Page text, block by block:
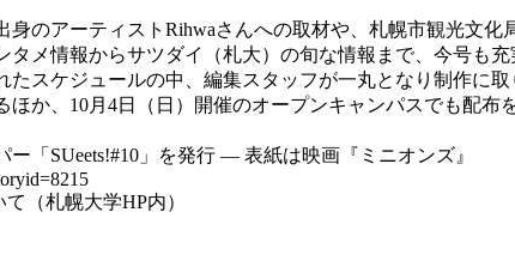
のアーティストRihwaさんへの取材や、札幌市観光文
メ情報からサツダイ（札大）の旬な情報まで、今号も充
スケジュールの中、編集スタッフが一丸となり制作に取
か、10月4日（日）開催のオープンキャンパスでも配布
「SUeets!#10」を発行 — 表紙は映画『ミニオンズ』
（札幌大学HP内）